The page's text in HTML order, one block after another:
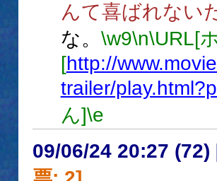
んて喜ばれない
な。 \w9\n\URL[
[http://
trailer/
ん]\e
09/06/24 20:27 (72)